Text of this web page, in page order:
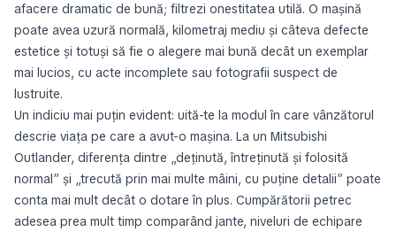
afacere dramatic de bună; filtrezi onestitatea utilă. O mașină
poate avea uzură normală, kilometraj mediu și câteva defecte
estetice și totuși să fie o alegere mai bună decât un exemplar
mai lucios, cu acte incomplete sau fotografii suspect de
lustruite.
Un indiciu mai puțin evident: uită-te la modul în care vânzătorul
descrie viața pe care a avut-o mașina. La un Mitsubishi
Outlander, diferența dintre „deținută, întreținută și folosită
normal” și „trecută prin mai multe mâini, cu puține detalii” poate
conta mai mult decât o dotare în plus. Cumpărătorii petrec
adesea prea mult timp comparând jante, niveluri de echipare